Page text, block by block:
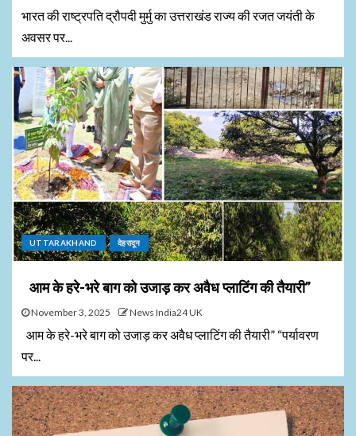
भारत की राष्ट्रपति द्रौपदी मुर्मु का उत्तराखंड राज्य की रजत जयंती के
अवसर पर...
UTTARAKHAND देहरादून
आम के हरे-भरे बाग को उजाड़ कर अवैध प्लाटिंग की तैयारी”
November 3, 2025 News India24 UK
आम के हरे-भरे बाग को उजाड़ कर अवैध प्लाटिंग की तैयारी” “पर्यावरण
पर...